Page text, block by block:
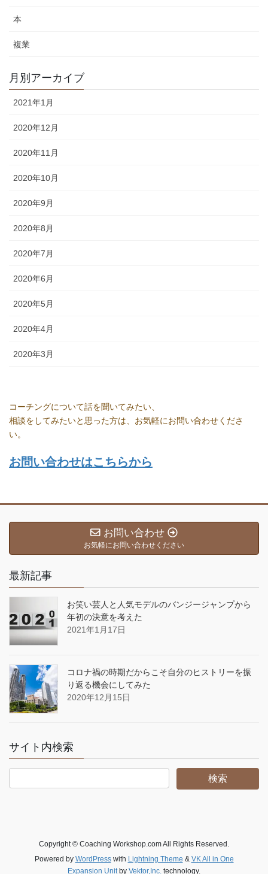
本
複業
月別アーカイブ
2021年1月
2020年12月
2020年11月
2020年10月
2020年9月
2020年8月
2020年7月
2020年6月
2020年5月
2020年4月
2020年3月
コーチングについて話を聞いてみたい、
相談をしてみたいと思った方は、お気軽にお問い合わせくださ
い。
お問い合わせはこちらから
お問い合わせ
お気軽にお問い合わせください
最新記事
お笑い芸人と人気モデルのバンジージャンプから
年初の決意を考えた
2021年1月17日
コロナ禍の時期だからこそ自分のヒストリーを振
り返る機会にしてみた
2020年12月15日
サイト内検索
Copyright © Coaching Workshop.com All Rights Reserved.
Powered by WordPresswith Lightning Theme & VK All in One
Expansion Unitby Vektor,Inc. technology.